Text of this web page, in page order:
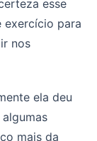
esse
exercício para
nos
ela deu
mais da